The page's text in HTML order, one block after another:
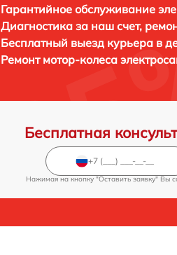
Гарантийное обслуживание
Диагностика за наш счет,
Бесплатный выезд курьера в
Ремонт мотор-колеса
Бесплатная
Нажимая на кнопку "Оставить заявку" Вы